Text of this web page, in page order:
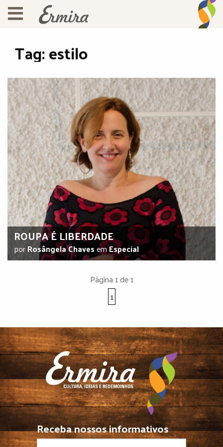
Tag:estilo
ROUPA É LIBERDADE
porRosângela ChavesemEspecial
Página 1 de 1
1
Receba nossos informativos